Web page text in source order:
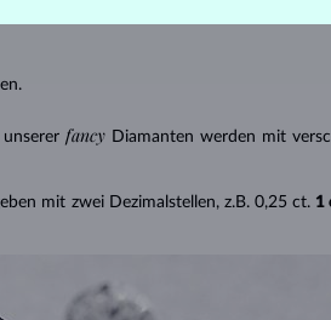
fancy Diamanten werden mit
mit zwei Dezimalstellen, z.B. 0,25 ct. 1